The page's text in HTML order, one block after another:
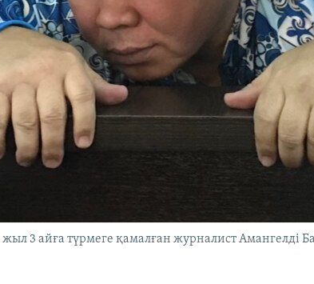
3 айға түрмеге қамалған журналист Амангелді